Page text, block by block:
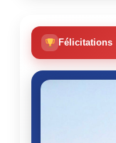
Félicitations